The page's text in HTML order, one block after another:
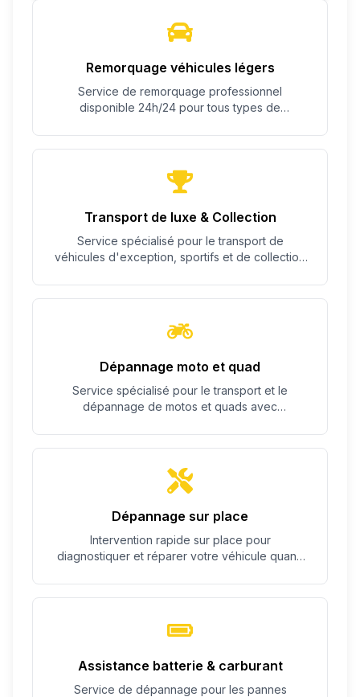
Remorquage véhicules légers
Service de remorquage professionnel
disponible 24h/24 pour tous types de
Transport de luxe & Collection
Service spécialisé pour le transport de
véhicules d'exception, sportifs et de collection
Dépannage moto et quad
Service spécialisé pour le transport et le
dépannage de motos et quads avec
Dépannage sur place
Intervention rapide sur place pour
diagnostiquer et réparer votre véhicule quand
Assistance batterie & carburant
Service de dépannage pour les pannes